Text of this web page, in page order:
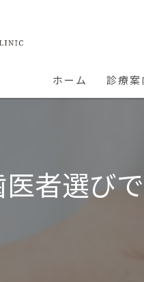
ホーム 診療案
医者選び